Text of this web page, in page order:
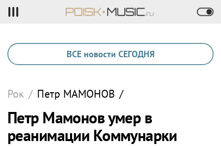
ВСЕ новости СЕГОДНЯ
Рок / Петр МАМОНОВ /
Петр Мамонов умер в
реанимации Коммунарки